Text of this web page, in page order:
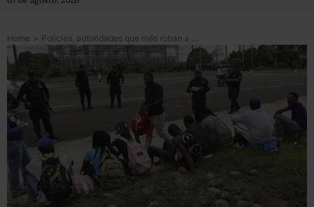
Home > Policías, autoridades que más roban a migrantes; Militares y el INM, los que más extorsionan